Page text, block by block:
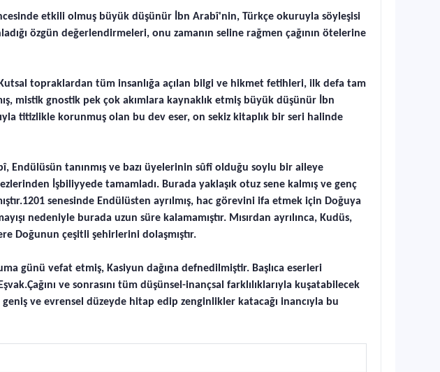
etkili olmuş büyük düşünür İbn Arabî'nin, Türkçe okuruyla söyleşisi
özgün değerlendirmeleri, onu zamanın seline rağmen çağının ötelerine
topraklardan tüm insanlığa açılan bilgi ve hikmet fetihleri, ilk defa tam
mistik gnostik pek çok akımlara kaynaklık etmiş büyük düşünür İbn
titizlikle korunmuş olan bu dev eser, on sekiz kitaplık bir seri halinde
Endülüsün tanınmış ve bazı üyelerinin sûfî olduğu soylu bir aileye
İşbiliyyede tamamladı. Burada yaklaşık otuz sene kalmış ve genç
senesinde Endülüsten ayrılmış, hac görevini ifa etmek için Doğuya
nedeniyle burada uzun süre kalamamıştır. Mısırdan ayrılınca, Kudüs,
Doğunun çeşitli şehirlerini dolaşmıştır.
günü vefat etmiş, Kasiyun dağına defnedilmiştir. Başlıca eserleri
ve sonrasını tüm düşünsel-inançsal farklılıklarıyla kuşatabilecek
ve evrensel düzeyde hitap edip zenginlikler katacağı inancıyla bu